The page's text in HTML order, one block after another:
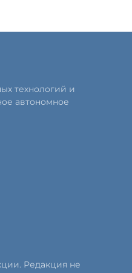
технологий и
автономное
Редакция не